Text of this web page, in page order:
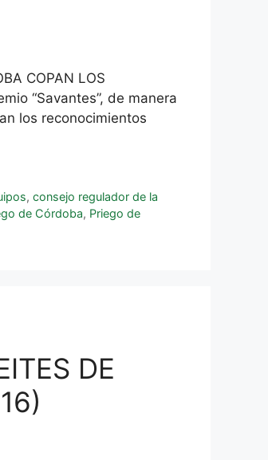
COPAN LOS
“Savantes”, de manera
los reconocimientos
,consejo regulador de la
de Córdoba, Priego de
DE